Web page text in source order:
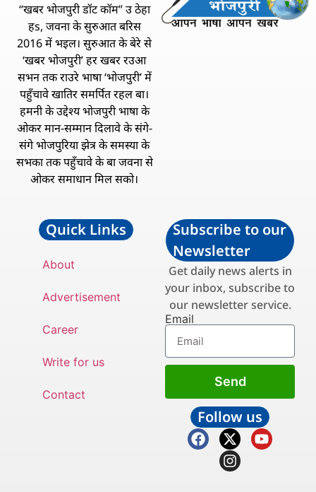
“खबर भोजपुरी डॉट कॉम” उ ठेहा
हs, जवना के सुरुआत बरिस
2016 में भइल। सुरुआत के बेरे से
‘खबर भोजपुरी’ हर खबर रउआ
सभन तक राउरे भाषा ‘भोजपुरी’ में
पहुँचावे खातिर समर्पित रहल बा।
हमनी के उद्देश्य भोजपुरी भाषा के
ओकर मान-सम्मान दिलावे के संगे-
संगे भोजपुरिया झेत्र के समस्या के
सभका तक पहुँचावे के बा जवना से
ओकर समाधान मिल सको।
Quick Links
About
Advertisement
Career
Write for us
Contact
Subscribe to our
Newsletter
Get daily news alerts in
your inbox, subscribe to
our newsletter service.
Email
Send
Follow us